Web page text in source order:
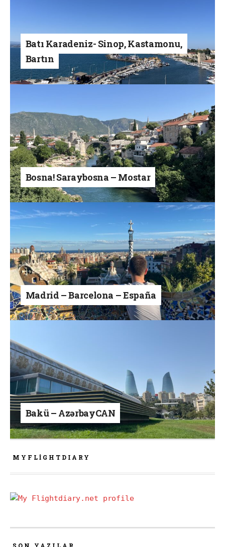
Batı Karadeniz- Sinop, Kastamonu,
Bartın
Bosna! Saraybosna – Mostar
Madrid – Barcelona – España
Bakü – AzərbayCAN
MYFLIGHTDIARY
SON YAZILAR